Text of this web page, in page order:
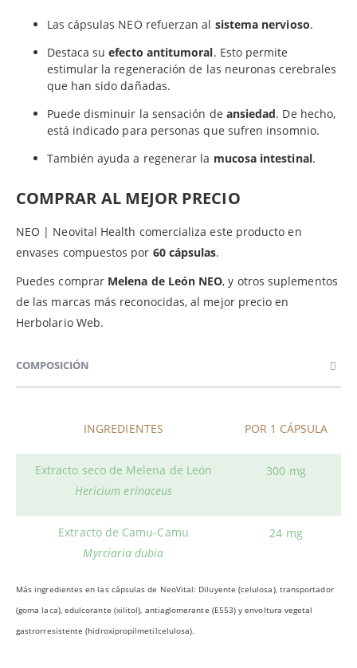
Las cápsulas NEO refuerzan al sistema nervioso.
Destaca suefecto antitumoral. Esto permite
estimular la regeneración de las neuronas cerebrales
que han sido dañadas.
Puede disminuir la sensación de ansiedad. De hecho,
está indicado para personas que sufren insomnio.
También ayuda a regenerar la mucosa intestinal.
COMPRAR AL MEJOR PRECIO
NEO | Neovital Health comercializa este producto en
envases compuestos por 60 cápsulas.
Puedes comprar Melena de León NEO, y otros suplementos
de las marcas más reconocidas, al mejor precio en
Herbolario Web.
COMPOSICIÓN
INGREDIENTES POR 1 CÁPSULA
Extracto seco de Melena de León
Hericium erinaceus
300 mg
Extracto de Camu-Camu
Myrciaria dubia
24 mg
Más ingredientes en las cápsulas de NeoVital: Diluyente (celulosa), transportador
(goma laca), edulcorante (xilitol), antiaglomerante (E553) y envoltura vegetal
gastrorresistente (hidroxipropilmetilcelulosa).